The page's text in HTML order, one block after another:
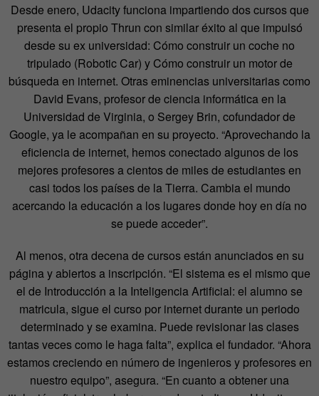
Desde enero, Udacity funciona impartiendo dos cursos que
presenta el propio Thrun con similar éxito al que impulsó
desde su ex universidad: Cómo construir un coche no
tripulado (Robotic Car) y Cómo construir un motor de
búsqueda en internet. Otras eminencias universitarias como
David Evans, profesor de ciencia informática en la
Universidad de Virginia, o Sergey Brin, cofundador de
Google, ya le acompañan en su proyecto. “Aprovechando la
eficiencia de internet, hemos conectado algunos de los
mejores profesores a cientos de miles de estudiantes en
casi todos los países de la Tierra. Cambia el mundo
acercando la educación a los lugares donde hoy en día no
se puede acceder”.
Al menos, otra decena de cursos están anunciados en su
página y abiertos a inscripción. “El sistema es el mismo que
el de Introducción a la Inteligencia Artificial: el alumno se
matricula, sigue el curso por internet durante un periodo
determinado y se examina. Puede revisionar las clases
tantas veces como le haga falta”, explica el fundador. “Ahora
estamos creciendo en número de ingenieros y profesores en
nuestro equipo”, asegura. “En cuanto a obtener una